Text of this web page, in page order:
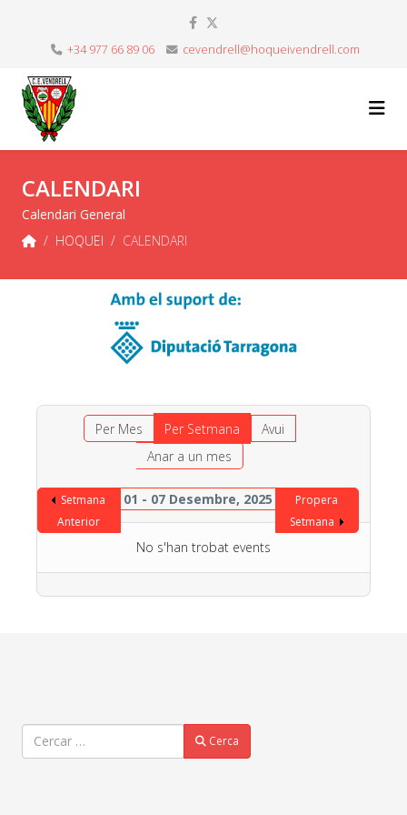
+34 977 66 89 06 cevendrell@hoqueivendrell.com
CALENDARI
Calendari General
HOQUEI
CALENDARI
Per Mes Per Setmana
Avui
Anar a un mes
Setmana
Anterior
01 - 07 Desembre, 2025
Propera
Setmana
No s'han trobat events
Cercar Cerca